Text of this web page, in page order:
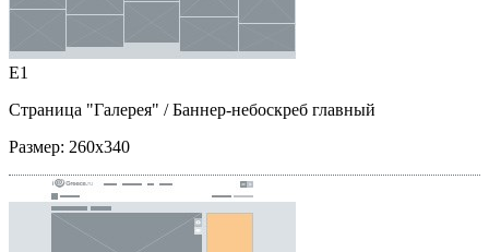
E1
Страница "Галерея" / Баннер-небоскреб главный
Размер: 260x340